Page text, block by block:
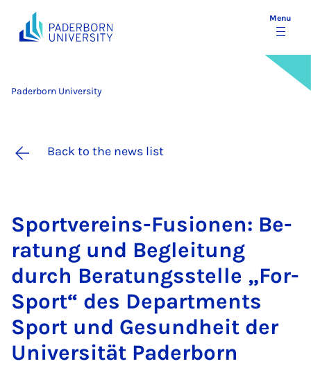
Menu
Paderborn University
Back to the news list
Sportver­eins-Fu­sion­en: Be­
r­a­tung und Beg­lei­tung
durch Be­r­a­tungss­telle „For­
S­port“ des De­part­ments
Sport und Ge­sund­heit der
Uni­versität Pader­born